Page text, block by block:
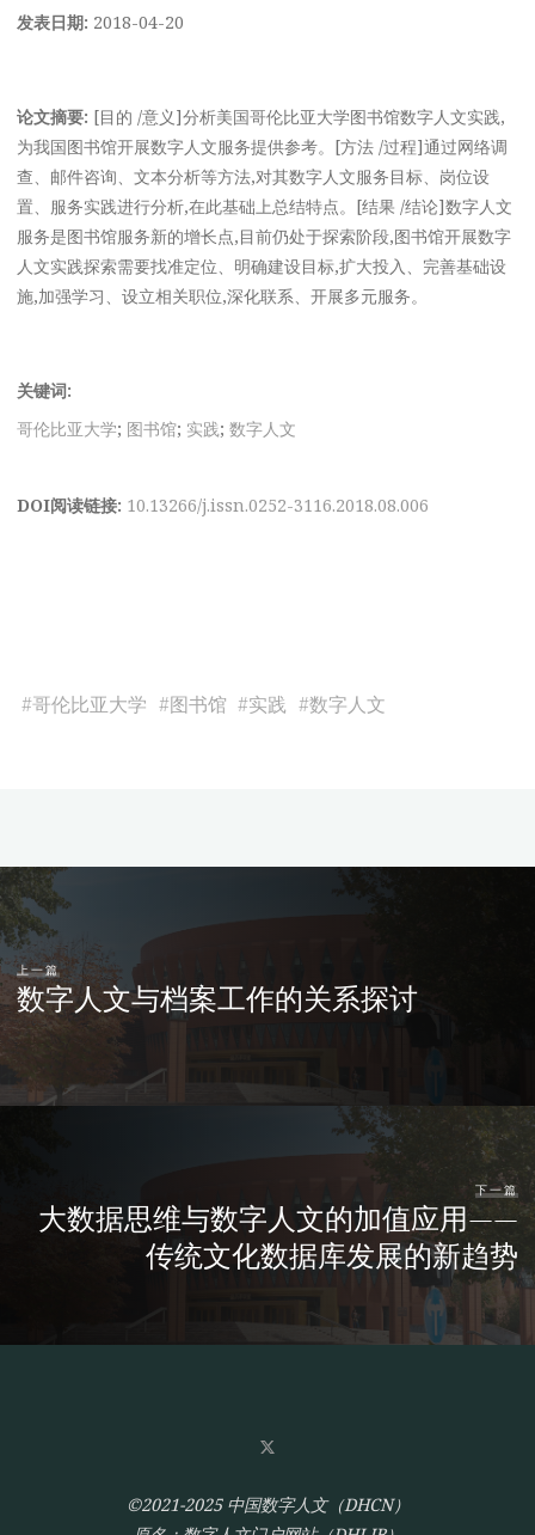
发表日期: 2018-04-20
论文摘要: [目的 /意义]分析美国哥伦比亚大学图书馆数字人文实践,
为我国图书馆开展数字人文服务提供参考。[方法 /过程]通过网络调
查、邮件咨询、文本分析等方法,对其数字人文服务目标、岗位设
置、服务实践进行分析,在此基础上总结特点。[结果 /结论]数字人文
服务是图书馆服务新的增长点,目前仍处于探索阶段,图书馆开展数字
人文实践探索需要找准定位、明确建设目标,扩大投入、完善基础设
施,加强学习、设立相关职位,深化联系、开展多元服务。
关键词:
哥伦比亚大学; 图书馆; 实践;数字人文
DOI阅读链接: 10.13266/j.issn.0252-3116.2018.08.006
#哥伦比亚大学 #图书馆 #实践 #数字人文
上一篇
数字人文与档案工作的关系探讨
下一篇
大数据思维与数字人文的加值应用——
传统文化数据库发展的新趋势
©2021-2025 中国数字人文（DHCN）